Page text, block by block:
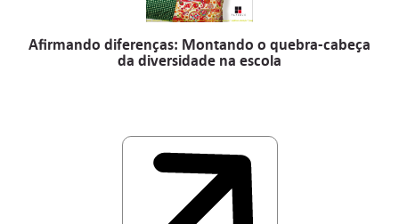
Afirmando diferenças: Montando o quebra-cabeça
da diversidade na escola